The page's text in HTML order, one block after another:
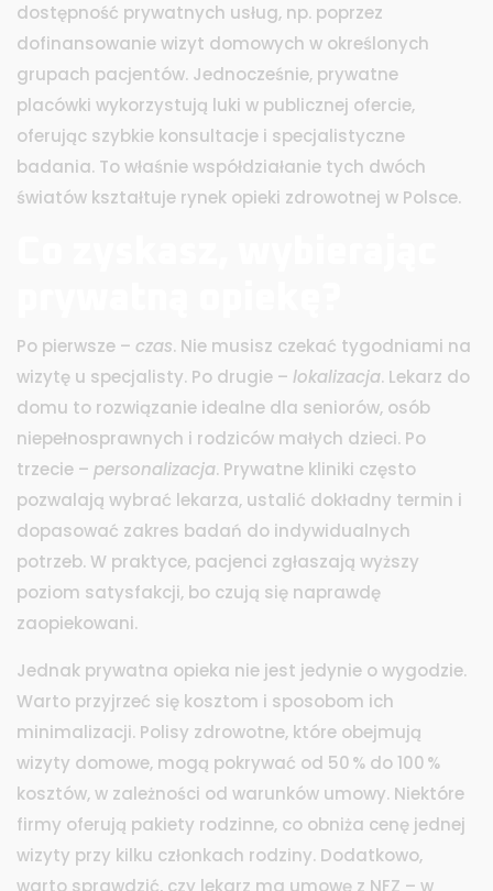
dostępność prywatnych usług, np. poprzez
dofinansowanie wizyt domowych w określonych
grupach pacjentów. Jednocześnie, prywatne
placówki wykorzystują luki w publicznej ofercie,
oferując szybkie konsultacje i specjalistyczne
badania. To właśnie współdziałanie tych dwóch
światów kształtuje rynek opieki zdrowotnej w Polsce.
Po pierwsze – czas. Nie musisz czekać tygodniami na
wizytę u specjalisty. Po drugie – lokalizacja. Lekarz do
domu to rozwiązanie idealne dla seniorów, osób
niepełnosprawnych i rodziców małych dzieci. Po
trzecie – personalizacja. Prywatne kliniki często
pozwalają wybrać lekarza, ustalić dokładny termin i
dopasować zakres badań do indywidualnych
potrzeb. W praktyce, pacjenci zgłaszają wyższy
poziom satysfakcji, bo czują się naprawdę
zaopiekowani.
Jednak prywatna opieka nie jest jedynie o wygodzie.
Warto przyjrzeć się kosztom i sposobom ich
minimalizacji. Polisy zdrowotne, które obejmują
wizyty domowe, mogą pokrywać od 50 % do 100 %
kosztów, w zależności od warunków umowy. Niektóre
firmy oferują pakiety rodzinne, co obniża cenę jednej
wizyty przy kilku członkach rodziny. Dodatkowo,
warto sprawdzić, czy lekarz ma umowę z NFZ – w